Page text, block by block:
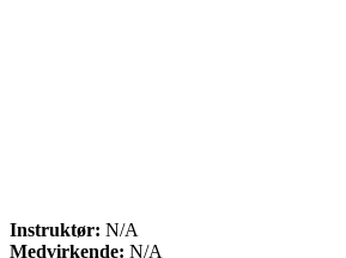
Instruktør: N/A
Medvirkende: N/A